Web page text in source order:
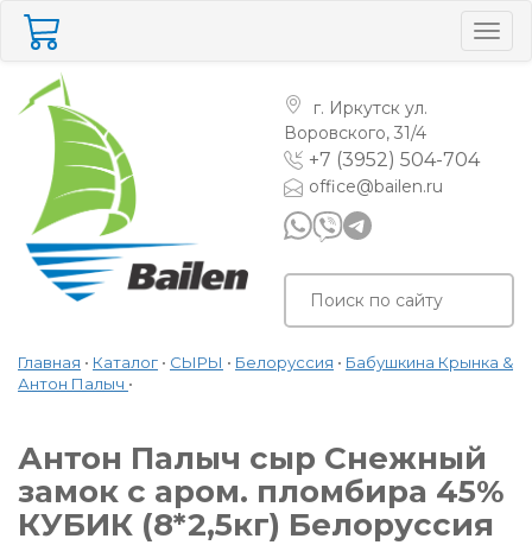
г. Иркутск ул.
Воровского, 31/4
+7 (3952) 504-704
office@bailen.ru
Главная • Каталог • СЫРЫ • Белоруссия • Бабушкина Крынка &
Антон Палыч •
Антон Палыч сыр Снежный
замок с аром. пломбира 45%
КУБИК (8*2,5кг) Белоруссия